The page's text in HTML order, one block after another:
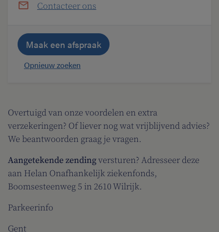
Overtuigd van onze voordelen en extra
verzekeringen? Of liever nog wat vrijblijvend advies?
We beantwoorden graag je vragen.
Aangetekende zendingversturen? Adresseer deze
aan Helan Onafhankelijk ziekenfonds,
Boomsesteenweg 5 in 2610 Wilrijk.
Parkeerinfo
Gent
Contacteer ons
Maak een afspraak
Opnieuw zoeken